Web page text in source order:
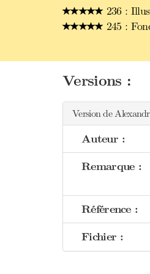
236 :
245 :
Versions :
Version de
Auteur :
Remarque :
Référence :
Fichier :